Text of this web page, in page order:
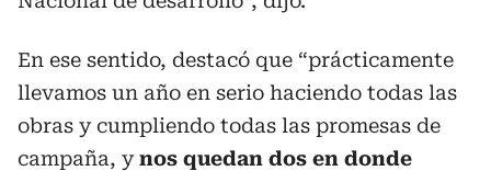
En ese sentido, destacó que “prácticamente
llevamos un año en serio haciendo todas las
obras y cumpliendo todas las promesas de
campaña, ynos quedan dos en donde